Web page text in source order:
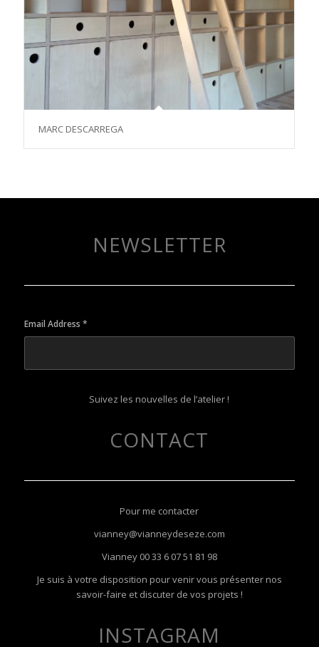
MARC DESCARREGA
NEWSLETTER
Email Address *
Suivez les nouvelles de l’atelier !
CONTACT
Pour me contacter
vianney@vianneydeseze.com
Vianney 00 33 6 07 51 81 98
Je suis à votre disposition pour venir vous présenter nos
savoir-faire et discuter de vos projets !
INSTAGRAM